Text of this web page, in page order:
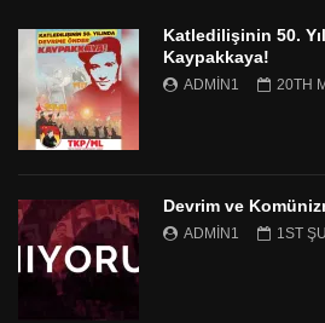
Katledilişinin 50.
Kaypakkaya!
ADMIN1 20TH
Devrim ve
ADMIN1 1ST